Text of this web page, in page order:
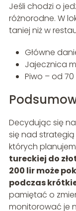
Jeśli chodzi o
różnorodne. W
taniej niż w
Główne
Jajecznica
Piwo – od 70
Decydując się
się nad
których
tureckiej do
200 lir może
podczas
pamiętać o
monitorować je